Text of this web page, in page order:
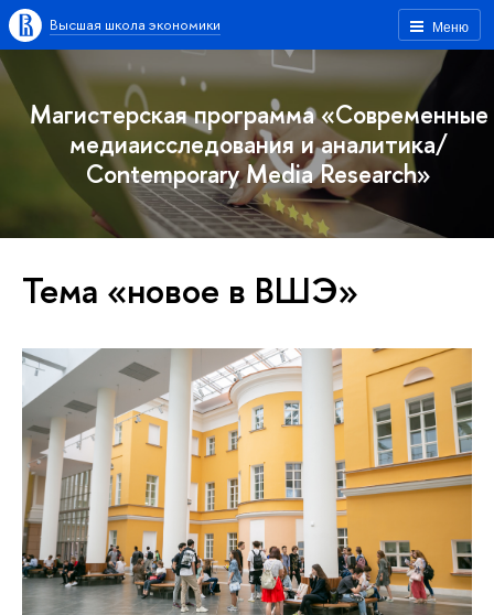
Меню
Высшая школа экономики
Магистерская программа «Современные
медиаисследования и аналитика/
Contemporary Media Research»
Тема «новое в ВШЭ»